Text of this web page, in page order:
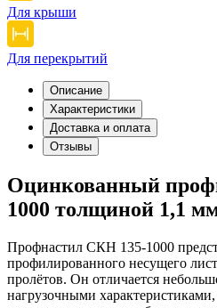
Для крыши
Для перекрытий
Описание
Характеристики
Доставка и оплата
Отзывы
Оцинкованный
1000 толщиной 1,1
Профнастил СКН 135-1000
профилированного несущего
пролётов. Он отличается
нагрузочными характеристиками,